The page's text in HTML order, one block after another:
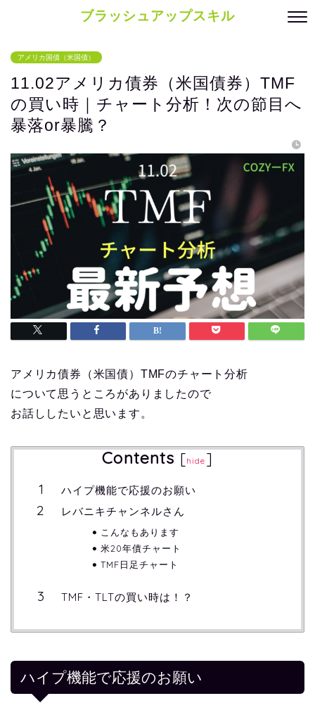
ブラッシュアップスキル
アメリカ国債（米国債）
11.02アメリカ債券（米国債券）TMF
の買い時｜チャート分析！次の節目へ
暴落or暴騰？
アメリカ債券（米国債）TMFのチャート分析
について思うところがありましたので
お話ししたいと思います。
Contents [hide ]
ハイプ機能で応援のお願い
レバニキチャンネルさん
こんなもあります
米20年債チャート
TMF日足チャート
TMF・TLTの買い時は！？
ハイプ機能で応援のお願い